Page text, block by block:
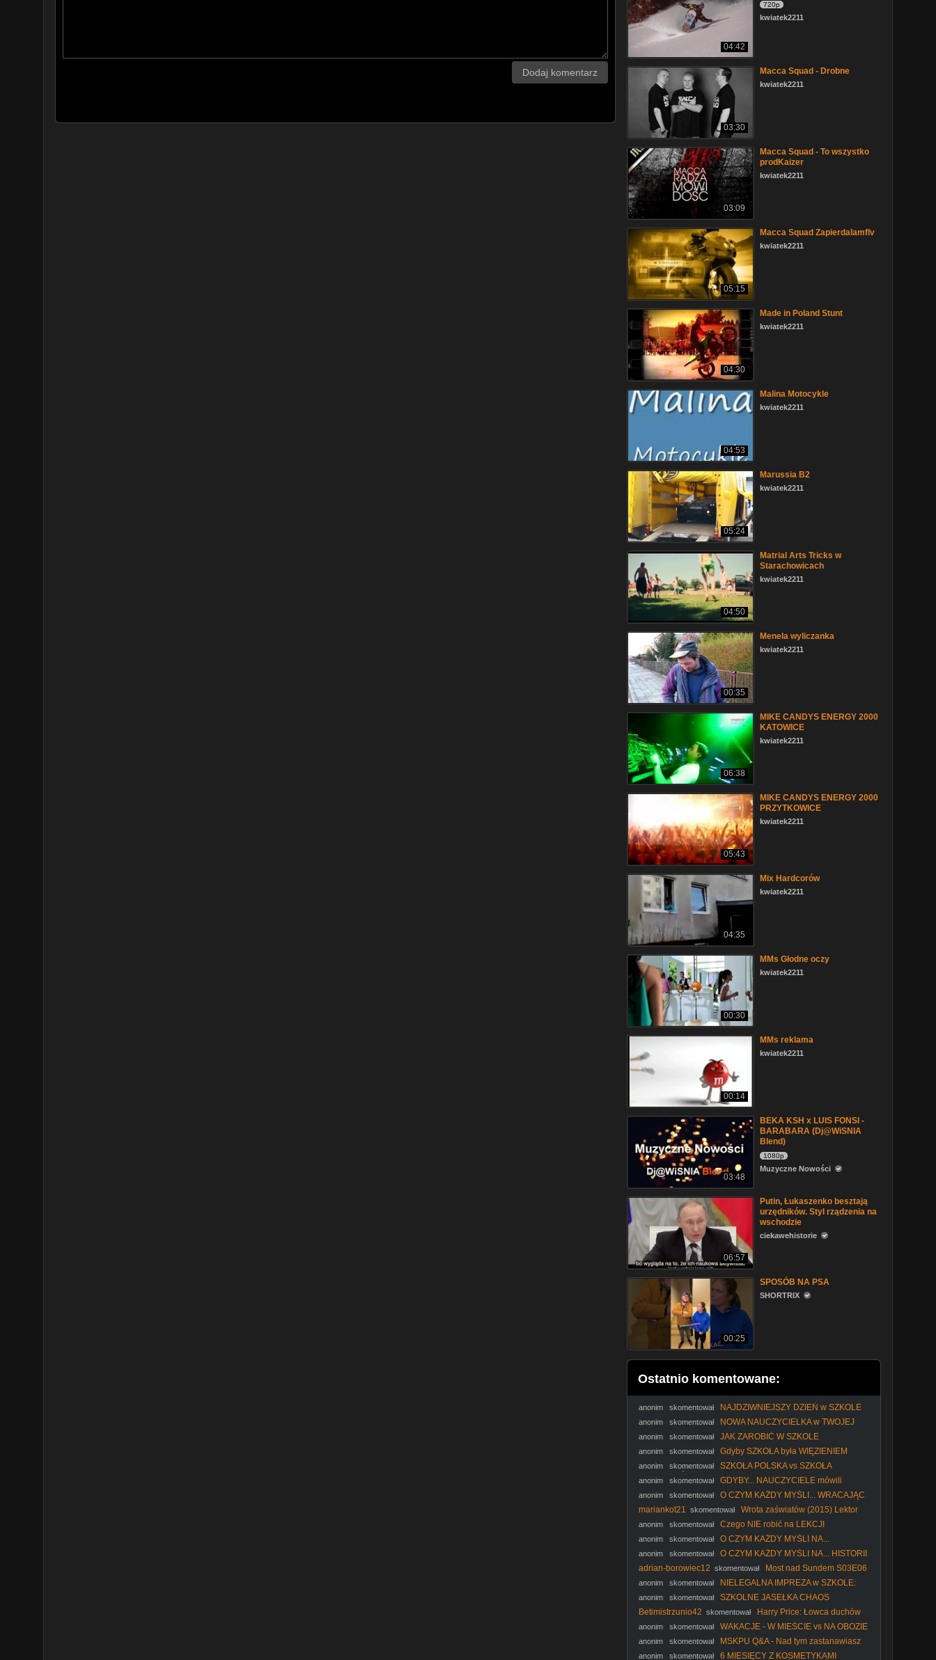
Dodaj komentarz
04:42
720p
kwiatek2211
03:30
Macca Squad - Drobne
kwiatek2211
03:09
Macca Squad - To wszystko
prodKaizer
kwiatek2211
05:15
Macca Squad Zapierdalamflv
kwiatek2211
04:30
Made in Poland Stunt
kwiatek2211
04:53
Malina Motocykle
kwiatek2211
05:24
Marussia B2
kwiatek2211
04:50
Matrial Arts Tricks w
Starachowicach
kwiatek2211
00:35
Menela wyliczanka
kwiatek2211
06:38
MIKE CANDYS ENERGY 2000
KATOWICE
kwiatek2211
05:43
MIKE CANDYS ENERGY 2000
PRZYTKOWICE
kwiatek2211
04:35
Mix Hardcorów
kwiatek2211
00:30
MMs Głodne oczy
kwiatek2211
00:14
MMs reklama
kwiatek2211
03:48
BEKA KSH x LUIS FONSI -
BARABARA (Dj@WiSNIA
Blend)
1080p
Muzyczne Nowości
06:57
Putin, Łukaszenko besztają
urzędników. Styl rządzenia na
wschodzie
ciekawehistorie
00:25
SPOSÓB NA PSA
SHORTRIX
Ostatnio komentowane:
anonim skomentował NAJDZIWNIEJSZY DZIEŃ w SZKOLE
anonim skomentował
NOWA NAUCZYCIELKA w TWOJEJ
SZKOLE
anonim skomentował JAK ZAROBIĆ W SZKOLE
anonim skomentował Gdyby SZKOŁA była WIĘZIENIEM
anonim skomentował
SZKOŁA POLSKA vs SZKOŁA
AMERYKAŃSKA
anonim skomentował
GDYBY... NAUCZYCIELE mówili
PRAWDĘ
anonim skomentował
O CZYM KAŻDY MYŚLI... WRACAJĄC
ZE SZKOŁY
mariankot21 skomentował
Wrota zaświatów (2015) Lektor
anonim skomentował Czego NIE robić na LEKCJI
anonim skomentował
O CZYM KAŻDY MYŚLI NA...
SPRAWDZIANIE
anonim skomentował
O CZYM KAŻDY MYŚLI NA... HISTORII
adrian-borowiec12 skomentował
Most nad Sundem S03E06
Lektor PL
anonim skomentował
NIELEGALNA IMPREZA w SZKOLE:
PART 2
anonim skomentował
SZKOLNE JASEŁKA CHAOS
Betimistrzunio42 skomentował
Harry Price: Łowca duchów
(2015) Lektor PL
anonim skomentował WAKACJE - W MIEŚCIE vs NA OBOZIE
anonim skomentował
MSKPU Q&A - Nad tym zastanawiasz
się zanim zaaplikujesz
anonim skomentował 6 MIESIĘCY Z KOSMETYKAMI